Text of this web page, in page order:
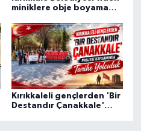
miniklere obje boyama
Kırıkkaleli gençlerden 'Bir
Destandır Çanakkale'